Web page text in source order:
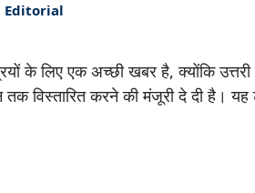
Editorial
के लिए एक अच्छी खबर है, क्योंकि
विस्तारित करने की मंजूरी दे दी है।